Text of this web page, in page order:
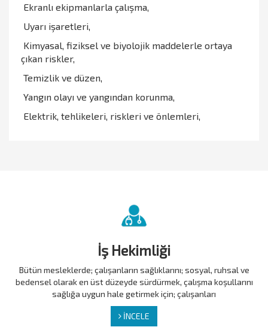
Ekranlı ekipmanlarla çalışma,
Uyarı işaretleri,
Kimyasal, fiziksel ve biyolojik maddelerle ortaya
çıkan riskler,
Temizlik ve düzen,
Yangın olayı ve yangından korunma,
Elektrik, tehlikeleri, riskleri ve önlemleri,
İş Hekimliği
Bütün mesleklerde; çalışanların sağlıklarını; sosyal, ruhsal ve
bedensel olarak en üst düzeyde sürdürmek, çalışma koşullarını
sağlığa uygun hale getirmek için; çalışanları
İNCELE